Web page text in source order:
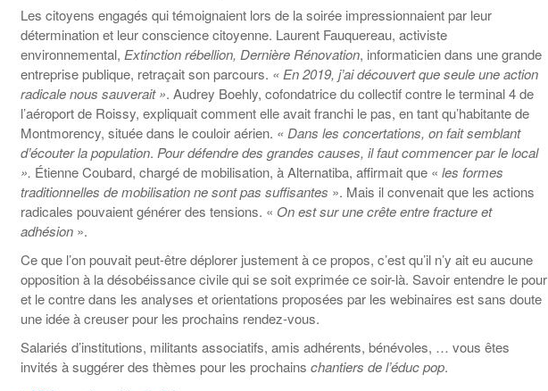
Les citoyens engagés qui témoignaient lors de la soirée impressionnaient par leur
détermination et leur conscience citoyenne. Laurent Fauquereau, activiste
environnemental, Extinction rébellion, Dernière Rénovation, informaticien dans une grande
entreprise publique, retraçait son parcours. « En 2019, j’ai découvert que seule une action
radicale nous sauverait ». Audrey Boehly, cofondatrice du collectif contre le terminal 4 de
l’aéroport de Roissy, expliquait comment elle avait franchi le pas, en tant qu’habitante de
Montmorency, située dans le couloir aérien. « Dans les concertations, on fait semblant
d’écouter la population. Pour défendre des grandes causes, il faut commencer par le local
». Étienne Coubard, chargé de mobilisation, à Alternatiba, affirmait que « les formes
traditionnelles de mobilisation ne sont pas suffisantes ». Mais il convenait que les actions
radicales pouvaient générer des tensions. « On est sur une crête entre fracture et
adhésion ».
Ce que l’on pouvait peut-être déplorer justement à ce propos, c’est qu’il n’y ait eu aucune
opposition à la désobéissance civile qui se soit exprimée ce soir-là. Savoir entendre le pour
et le contre dans les analyses et orientations proposées par les webinaires est sans doute
une idée à creuser pour les prochains rendez-vous.
Salariés d’institutions, militants associatifs, amis adhérents, bénévoles, … vous êtes
invités à suggérer des thèmes pour les prochains chantiers de l’éduc pop.